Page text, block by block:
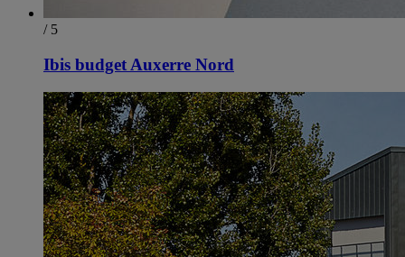
/ 5
Ibis budget Auxerre Nord